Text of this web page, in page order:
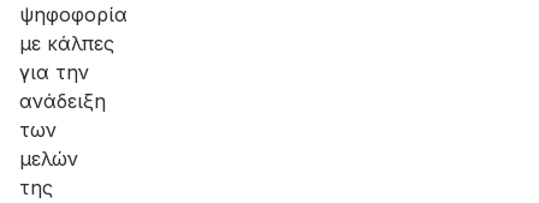
ψηφοφορία
με κάλπες
για την
ανάδειξη
των
μελών
της